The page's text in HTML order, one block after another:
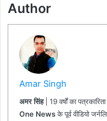
Author
Amar Singh
अमर सिंह| 19 वर्षों का
One Newsके पूर्व वीडियो